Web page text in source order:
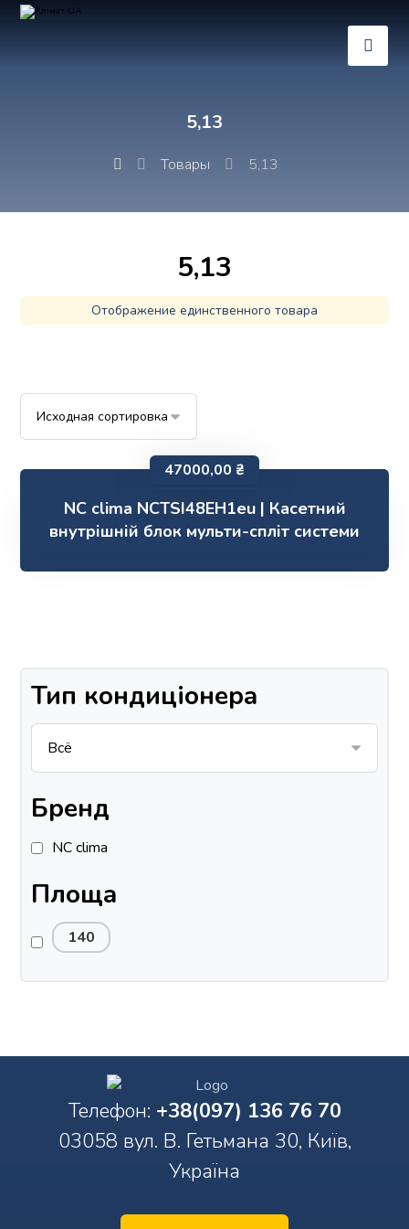
5,13
Товары 5,13
5,13
Отображение единственного товара
NC clima NCTSI48EH1eu | Касетний
внутрішній блок мульти-спліт системи
47000,00 ₴
Тип кондиціонера
Бренд
NC clima
Площа
140
Телефон: +38(097) 136 76 70
03058 вул. В. Гетьмана 30, Київ,
Україна